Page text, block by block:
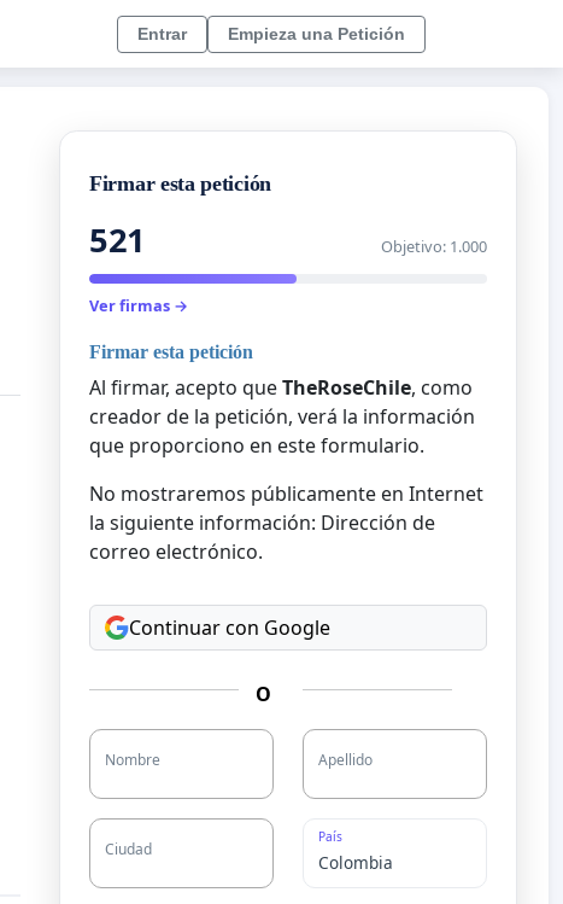
Entrar Empieza una Petición
Firmar esta petición
521 Objetivo: 1.000
Ver firmas →
Firmar esta petición
Al firmar, acepto queTheRoseChile, como
creador de la petición, verá la información
que proporciono en este formulario.
No mostraremos públicamente en Internet
la siguiente información: Dirección de
correo electrónico.
Continuar con Google
O
Nombre Apellido
Ciudad
País